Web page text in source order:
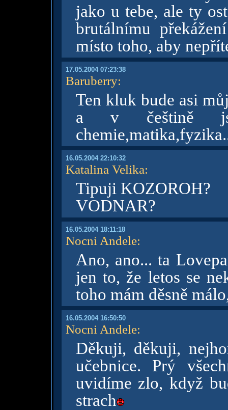
jako u tebe, ale ty
brutálnímu
místo toho, aby
17.05.2004 07:23:38
Baruberry:
Ten kluk bude asi
a v češtině
16.05.2004 22:10:32
Katalina Velika:
Tipuji KOZOROH?
VODNAR?
16.05.2004 18:11:18
Nocni Andele:
Ano, ano... ta
jen to, že letos se
toho mám děsně
16.05.2004 16:50:50
Nocni Andele:
Děkuji, děkuji,
učebnice. Prý
uvidíme zlo, když
strach